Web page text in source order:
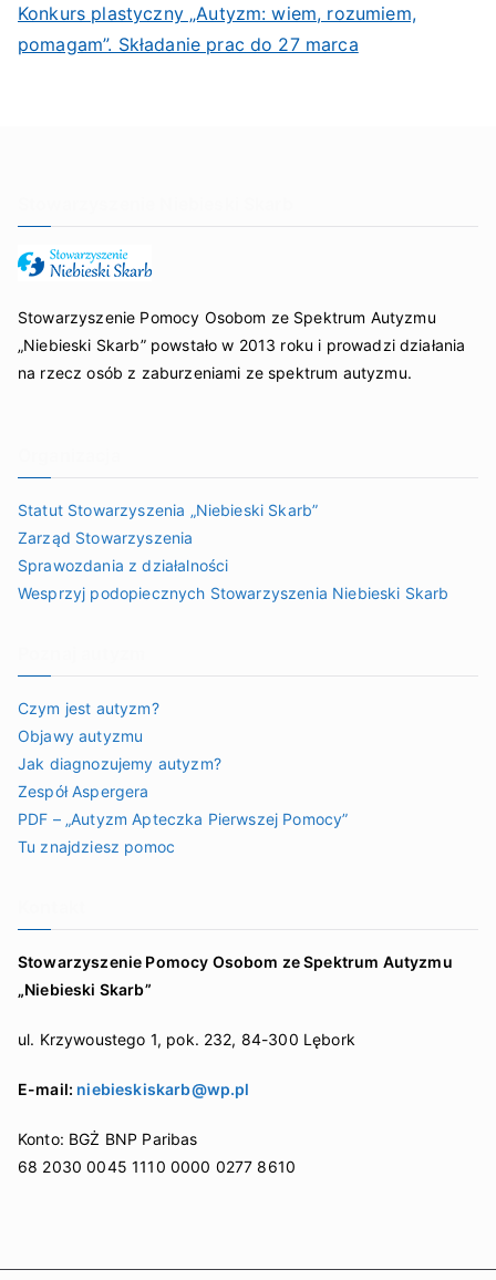
Konkurs plastyczny „Autyzm: wiem, rozumiem,
pomagam”. Składanie prac do 27 marca
Stowarzyszenie Pomocy Osobom ze Spektrum Autyzmu
„Niebieski Skarb” powstało w 2013 roku i prowadzi działania
na rzecz osób z zaburzeniami ze spektrum autyzmu.
Statut Stowarzyszenia „Niebieski Skarb”
Zarząd Stowarzyszenia
Sprawozdania z działalności
Wesprzyj podopiecznych Stowarzyszenia Niebieski Skarb
Czym jest autyzm?
Objawy autyzmu
Jak diagnozujemy autyzm?
Zespół Aspergera
PDF – „Autyzm Apteczka Pierwszej Pomocy”
Tu znajdziesz pomoc
Stowarzyszenie Pomocy Osobom ze Spektrum Autyzmu
„Niebieski Skarb”
ul. Krzywoustego 1, pok. 232, 84-300 Lębork
E-mail: niebieskiskarb@wp.pl
Konto: BGŻ BNP Paribas
68 2030 0045 1110 0000 0277 8610